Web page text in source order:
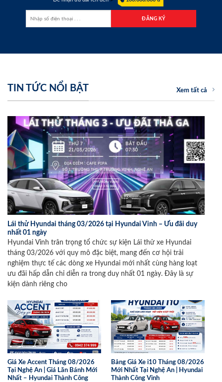
TIN TỨC NỔI BẬT Xem tất cả
Lái thử Hyundai tháng 03/2026 tại Hyundai Vinh – Ưu đãi duy
nhất 01 ngày
Hyundai Vinh trân trọng tổ chức sự kiện Lái thử xe Hyundai
tháng 03/2026 với quy mô đặc biệt, mang đến cơ hội trải
nghiệm thực tế các dòng xe Hyundai mới nhất cùng hàng loạt
ưu đãi hấp dẫn chỉ diễn ra trong duy nhất 01 ngày. Đây là sự
kiện dành riêng cho
Giá Xe Accent Tháng 08/2026
Tại Nghệ An | Giá Lăn Bánh Mới
Nhất – Hyundai Thành Công
Bảng Giá Xe i10 Tháng 08/2026
Mới Nhất Tại Nghệ An | Hyundai
Thành Công Vinh